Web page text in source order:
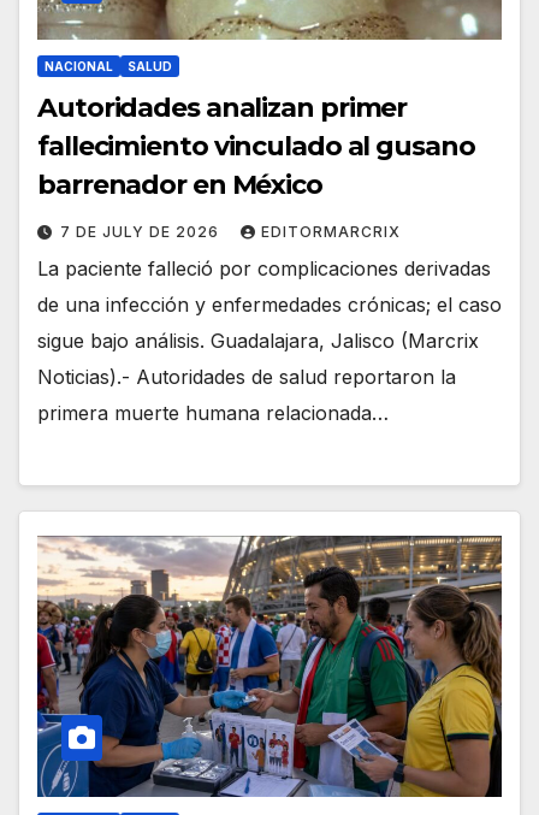
NACIONAL SALUD
Autoridades analizan primer
fallecimiento vinculado al gusano
barrenador en México
7 DE JULY DE 2026 EDITORMARCRIX
La paciente falleció por complicaciones derivadas
de una infección y enfermedades crónicas; el caso
sigue bajo análisis. Guadalajara, Jalisco (Marcrix
Noticias).- Autoridades de salud reportaron la
primera muerte humana relacionada…